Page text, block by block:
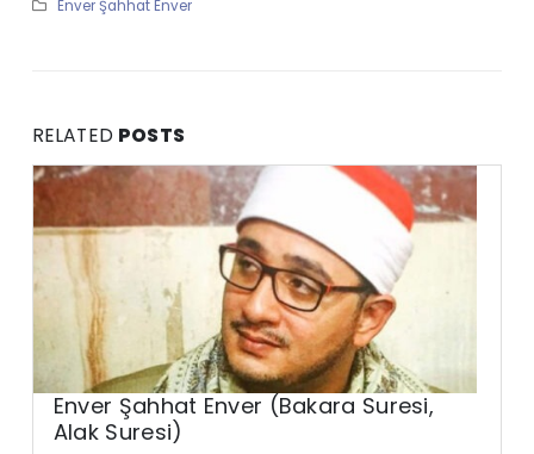
Enver Şahhat Enver
RELATED POSTS
Enver Şahhat Enver (Bakara Suresi,
Alak Suresi)